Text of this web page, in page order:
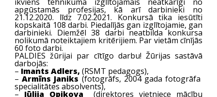
ikviens tehnikuma izglītojamais neatkarīgi no
apgūstamās profesijas, kā arī darbinieki no
21.12.2020. līdz 7.02.2021. Konkursā tika iesūtīti
kopskaitā 108 darbi. Piedalījās gan izglītojamie, gan
darbinieki. Diemžēl 38 darbi neatbilda konkursa
nolikumā noteiktajiem kritērijiem. Par vietām cīnījās
60 foto darbi.
PALDIES žūrijai par cītīgo darbu! Žūrijas sastāvā
darbojās:
– Imants Adlers, (RSMT pedagogs),
–Armīns Janiks (fotogrāfs, 2004 gada fotogrāfa
specialitātes absolvents),
– Jūlija Opikova(direktores vietniece mācību